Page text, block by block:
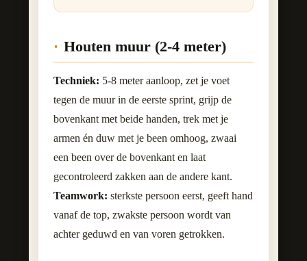
Houten muur (2-4 meter)
Techniek: 5-8 meter aanloop, zet je voet
tegen de muur in de eerste sprint, grijp de
bovenkant met beide handen, trek met je
armen én duw met je been omhoog, zwaai
een been over de bovenkant en laat
gecontroleerd zakken aan de andere kant.
Teamwork: sterkste persoon eerst, geeft hand
vanaf de top, zwakste persoon wordt van
achter geduwd en van voren getrokken.